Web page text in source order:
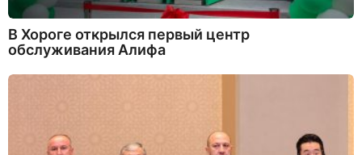
В Хороге открылся первый центр
обслуживания Алифа